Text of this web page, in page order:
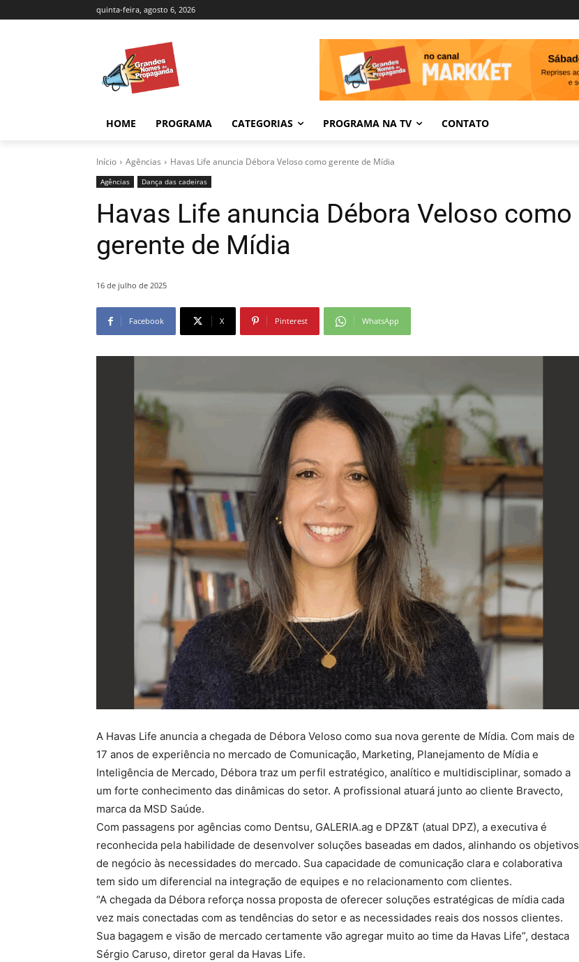
quinta-feira, agosto 6, 2026
HOME PROGRAMA CATEGORIAS PROGRAMA NA TV CONTATO
Início Agências Havas Life anuncia Débora Veloso como gerente de Mídia
Agências Dança das cadeiras
Havas Life anuncia Débora Veloso como
gerente de Mídia
16 de julho de 2025
Facebook X Pinterest WhatsApp
A Havas Life anuncia a chegada de Débora Veloso como sua nova gerente de Mídia. Com mais de
17 anos de experiência no mercado de Comunicação, Marketing, Planejamento de Mídia e
Inteligência de Mercado, Débora traz um perfil estratégico, analítico e multidisciplinar, somado a
um forte conhecimento das dinâmicas do setor. A profissional atuará junto ao cliente Bravecto,
marca da MSD Saúde.
Com passagens por agências como Dentsu, GALERIA.ag e DPZ&T (atual DPZ), a executiva é
reconhecida pela habilidade de desenvolver soluções baseadas em dados, alinhando os objetivos
de negócio às necessidades do mercado. Sua capacidade de comunicação clara e colaborativa
tem sido um diferencial na integração de equipes e no relacionamento com clientes.
“A chegada da Débora reforça nossa proposta de oferecer soluções estratégicas de mídia cada
vez mais conectadas com as tendências do setor e as necessidades reais dos nossos clientes.
Sua bagagem e visão de mercado certamente vão agregar muito ao time da Havas Life”, destaca
Sérgio Caruso, diretor geral da Havas Life.